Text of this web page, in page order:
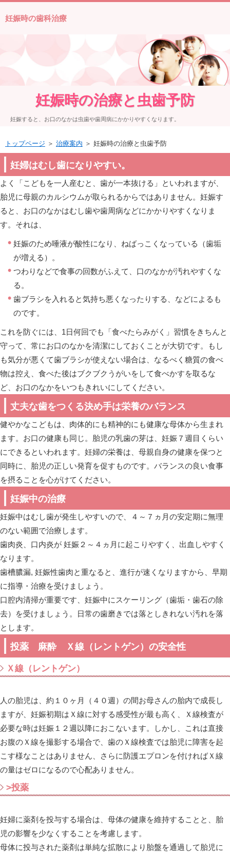
妊娠時の歯科治療
妊娠時の治療と虫歯予防
妊娠すると、お口のなかは虫歯や歯周病にかかりやすくなります。
トップページ ＞ 治療案内 ＞ 妊娠時の治療と虫歯予防
妊婦はむし歯になりやすい。
よく「こどもを一人産むと、歯が一本抜ける」といわれますが、
胎児に母親のカルシウムが取られるからではありません。妊娠す
ると、お口のなかはむし歯や歯周病などにかかりやすくなりま
す。それは、
妊娠のため唾液が酸性になり、ねばっこくなっている（歯垢
が増える）。
つわりなどで食事の回数がふえて、口のなかが汚れやすくな
る。
歯ブラシを入れると気持ち悪くなったりする、などによるも
のです。
これを防ぐには、1日何回でも「食べたらみがく」習慣をきちんと
守って、常にお口のなかを清潔にしておくことが大切です。もし
も気分が悪くて歯ブラシが使えない場合は、なるべく糖質の食べ
物は控え、食べた後はブクブクうがいをして食べかすを取るな
ど、お口のなかをいつもきれいにしてください。
丈夫な歯をつくる決め手は栄養のバランス
健やかなこどもは、肉体的にも精神的にも健康な母体から生まれ
ます。お口の健康も同じ。胎児の乳歯の芽は、妊娠７週目くらい
にできるといわれます。妊婦の栄養は、母親自身の健康を保つと
同時に、胎児の正しい発育を促すものです。バランスの良い食事
を摂ることを心がけてください。
妊娠中の治療
妊娠中はむし歯が発生しやすいので、４～７ヵ月の安定期に無理
のない範囲で治療します。
歯肉炎、口内炎が 妊娠２～４ヵ月に起こりやすく、出血しやすく
なります。
歯槽膿漏, 妊娠性歯肉と重なると、進行が速くなりますから、早期
に指導・治療を受けましょう。
口腔内清掃が重要です、妊娠中にスケーリング（歯垢・歯石の除
去）を受けましょう。日常の歯磨きでは落としきれない汚れを落
とします。
投薬 麻酔 Ｘ線（レントゲン）の安全性
Ｘ線（レントゲン）
人の胎児は、約１０ヶ月（４０週）の間お母さんの胎内で成長し
ますが、妊娠初期はＸ線に対する感受性が最も高く、Ｘ線検査が
必要な時は妊娠１２週以降におこないます。しかし、これは直接
お腹のＸ線を撮影する場合で、歯のＸ線検査では胎児に障害を起
こす様なことはありません、さらに防護エプロンを付ければＸ線
の量はゼロになるので心配ありません。
>投薬
妊婦に薬剤を投与する場合は、母体の健康を維持することと、胎
児の影響を少なくすることを考慮します。
母体に投与された薬剤は単純な拡散により胎盤を通過して胎児に